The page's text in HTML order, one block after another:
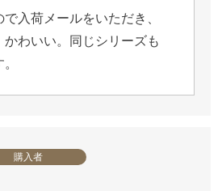
入荷メールをいただき、
かわいい。同じシリーズも
購入者